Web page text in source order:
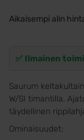
Aikaisempi alin
✅ Ilmainen
Saurum
W/SI timantilla.
täydellinen
Ominaisuudet: